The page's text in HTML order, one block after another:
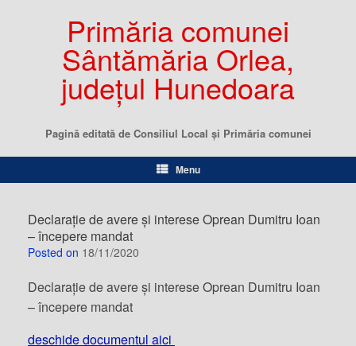
Primăria comunei
Sântămăria Orlea,
județul Hunedoara
Pagină editată de Consiliul Local şi Primăria comunei
Menu
Declarație de avere și interese Oprean Dumitru Ioan
– începere mandat
Posted on 18/11/2020
Declarație de avere și interese Oprean Dumitru Ioan
– începere mandat
deschide documentul aici